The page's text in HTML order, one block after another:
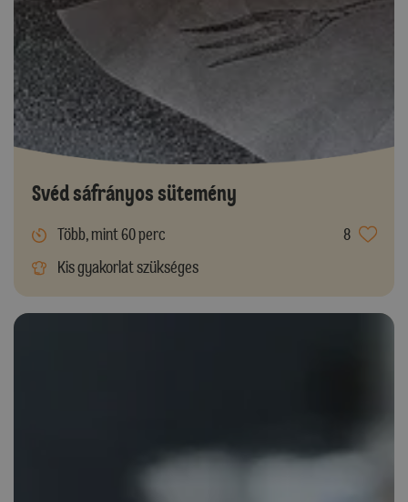
Svéd sáfrányos sütemény
Több, mint 60 perc
8
Kis gyakorlat szükséges